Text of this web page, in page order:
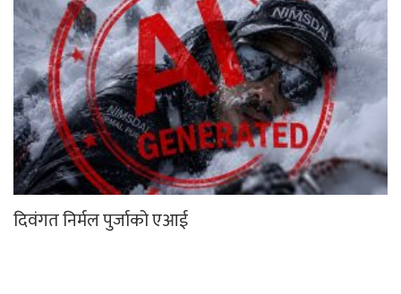
दिवंगत निर्मल पुर्जाको एआई